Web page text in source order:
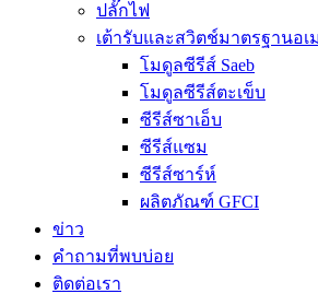
ปลั๊กไฟ
เต้ารับและสวิตช์มาตรฐานอเ
โมดูลซีรีส์ Saeb
โมดูลซีรีส์ตะเข็บ
ซีรีส์ซาเอ็บ
ซีรีส์แซม
ซีรีส์ซาร์ห์
ผลิตภัณฑ์ GFCI
ข่าว
คำถามที่พบบ่อย
ติดต่อเรา